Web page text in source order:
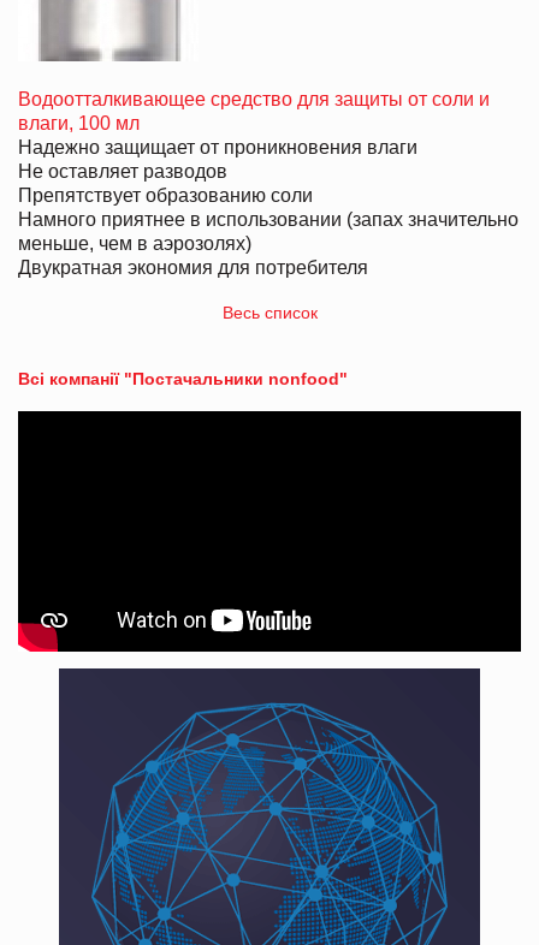
Водоотталкивающее средство для защиты от соли и
влаги, 100 мл
Надежно защищает от проникновения влаги
Не оставляет разводов
Препятствует образованию соли
Намного приятнее в использовании (запах значительно
меньше, чем в аэрозолях)
Двукратная экономия для потребителя
Весь список
Всі компанії "Постачальники nonfood"